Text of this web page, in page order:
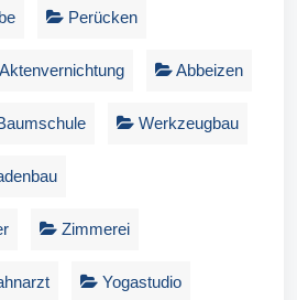
Perücken
Aktenvernichtung Abbeizen
Werkzeugbau
Zimmerei
Yogastudio